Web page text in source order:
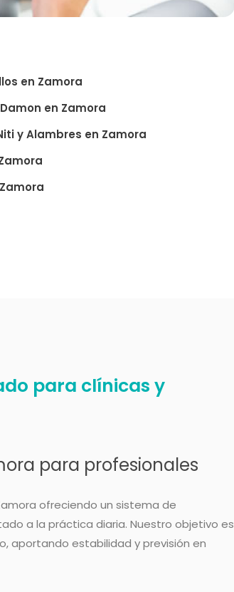
en Zamora
en Zamora
y Alambres en Zamora
Zamora
para clínicas y
para profesionales
ofreciendo un sistema de
a la práctica diaria. Nuestro objetivo es
aportando estabilidad y previsión en